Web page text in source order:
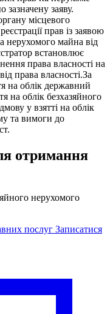
заяву.
місцевого
прав із заявою
нерухомого майна від
встановлює
права власності на
права власності.За
на облік державний
на облік безхазяйного
у взятті на облік
та вимоги до
отримання
нерухомого
послуг Записатися